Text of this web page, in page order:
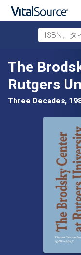
メインコンテンツ
ISBN、タ
The
Rutgers
Three Decades,